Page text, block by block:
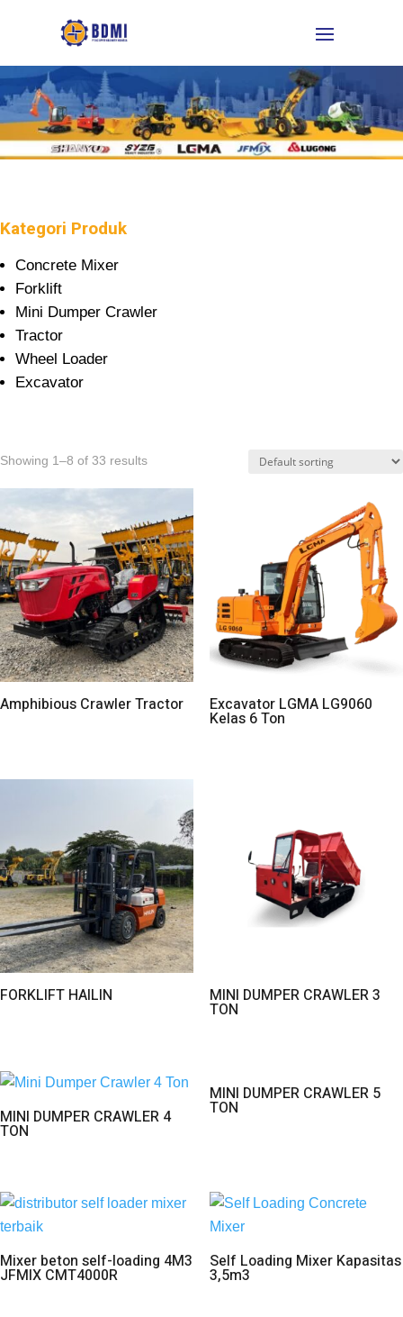
Kategori Produk
Concrete Mixer
Forklift
Mini Dumper Crawler
Tractor
Wheel Loader
Excavator
Showing 1–8 of 33 results
Amphibious Crawler Tractor Excavator LGMA LG9060
Kelas 6 Ton
FORKLIFT HAILIN MINI DUMPER CRAWLER 3
TON
MINI DUMPER CRAWLER 4
TON
MINI DUMPER CRAWLER 5
TON
Mixer beton self-loading 4M3
JFMIX CMT4000R
Self Loading Mixer Kapasitas
3,5m3